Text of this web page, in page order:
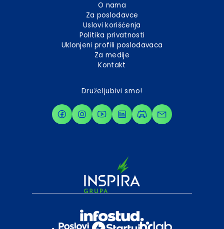
O nama
Za poslodavce
Uslovi korišćenja
Politika privatnosti
Uklonjeni profili poslodavaca
Za medije
Kontakt
Druželjubivi smo!